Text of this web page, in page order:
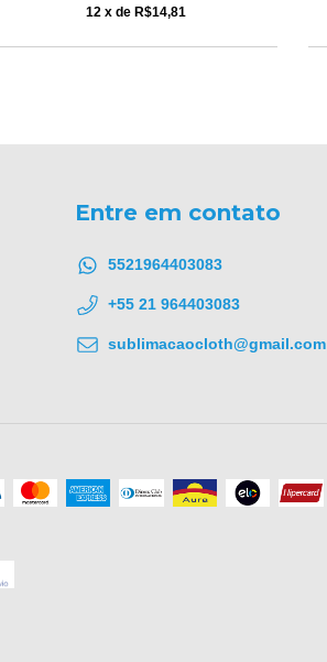
12 x deR$14,81
Entre em contato
5521964403083
+55 21 964403083
sublimacaocloth@gmail.com